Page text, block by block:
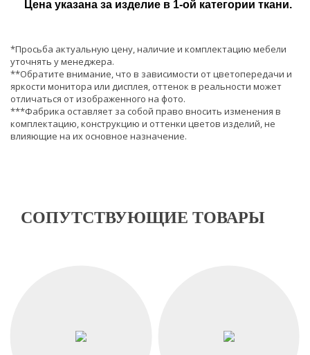
Цена указана за изделие в 1-ой категории ткани.
*Просьба актуальную цену, наличие и комплектацию мебели
уточнять у менеджера.
**Обратите внимание, что в зависимости от цветопередачи и
яркости монитора или дисплея, оттенок в реальности может
отличаться от изображенного на фото.
***Фабрика оставляет за собой право вносить изменения в
комплектацию, конструкцию и оттенки цветов изделий, не
влияющие на их основное назначение.
СОПУТСТВУЮЩИЕ ТОВАРЫ